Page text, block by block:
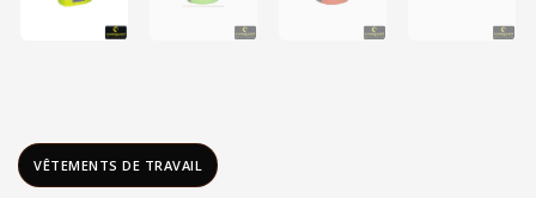
VÊTEMENTS DE TRAVAIL